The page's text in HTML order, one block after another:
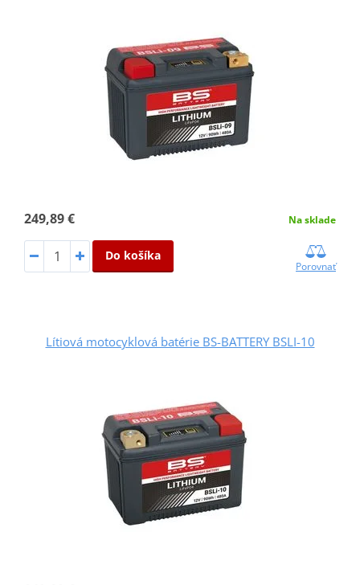
249,89 € Na sklade
Do košíka
Porovnať
Lítiová motocyklová batérie BS-BATTERY BSLI-10